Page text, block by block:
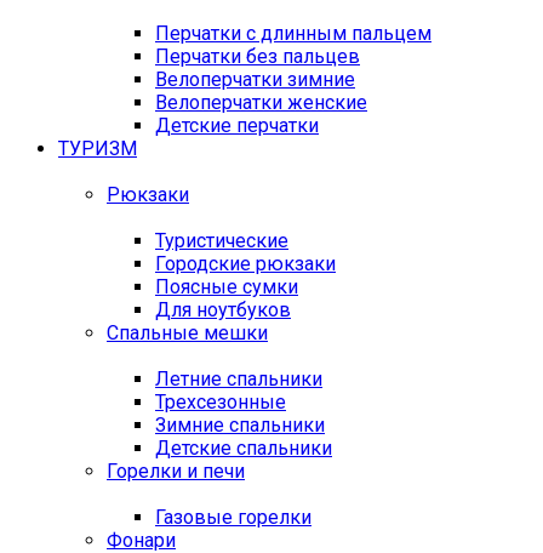
Перчатки с длинным пальцем
Перчатки без пальцев
Велоперчатки зимние
Велоперчатки женские
Детские перчатки
ТУРИЗМ
Рюкзаки
Туристические
Городские рюкзаки
Поясные сумки
Для ноутбуков
Спальные мешки
Летние спальники
Трехсезонные
Зимние спальники
Детские спальники
Горелки и печи
Газовые горелки
Фонари